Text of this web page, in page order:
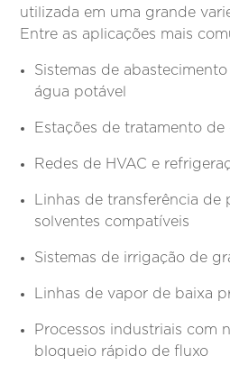
utilizada em uma grande
Entre as aplicações mais
Sistemas de
água potável
Estações de tratamento
Redes de HVAC e
Linhas de transferência
solventes compatíveis
Sistemas de irrigação de
Linhas de vapor de baixa
Processos industriais com
bloqueio rápido de fluxo